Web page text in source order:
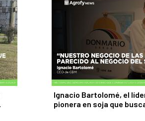
Ignacio Bartolomé, el
pionera en soja que